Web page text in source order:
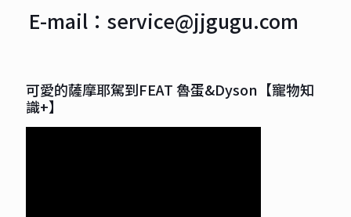
E-mail：service@jjgugu.com
可愛的薩摩耶駕到FEAT 魯蛋&Dyson【寵物知
識+】